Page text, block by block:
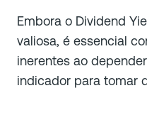
Embora o Dividend
valiosa, é essencial
inerentes ao
indicador para tomar